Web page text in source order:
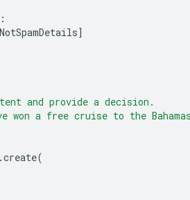
NotSpamDetails]
and provide a decision.
won a free cruise to the
.create(